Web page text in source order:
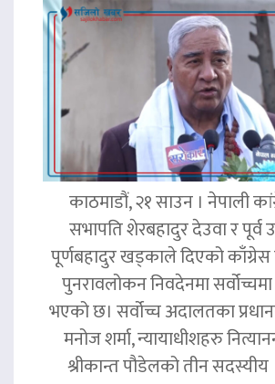
काठमाडौं, २१ साउन । नेपाली
सभापति शेरबहादुर देउवा र पूर्व
पूर्णबहादुर खड्काले दिएको काँग्रेस
पुनरावलोकन निवदेनमा
भएको छ। सर्वोच्च अदालतका
मनोज शर्मा, न्यायाधीशहरु
श्रीकान्त पौडेलको तीन सदस्यीय